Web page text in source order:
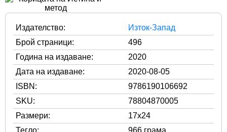
Издателство:
Изток-Запад
Брой страници:
496
Година на издаване:
2020
Дата на издаване:
2020-08-05
ISBN:
9786190106692
SKU:
78804870005
Размери:
17x24
Тегло:
966 грама